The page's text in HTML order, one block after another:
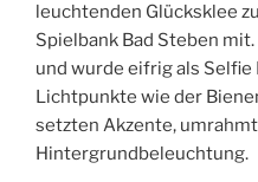
leuchtenden Glücksklee
Spielbank Bad Steben
und wurde eifrig als
Lichtpunkte wie der
setzten Akzente,
Hintergrundbeleuchtung.